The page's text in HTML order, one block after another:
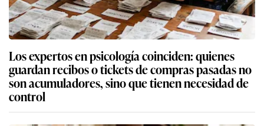
Los expertos en psicología coinciden: quienes
guardan recibos o tickets de compras pasadas no
son acumuladores, sino que tienen necesidad de
control